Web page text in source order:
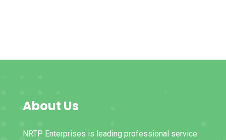
About Us
NRTP Enterprises is leading professional service